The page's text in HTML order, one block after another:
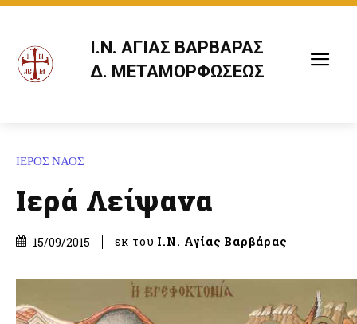
Ι.Ν. ΑΓΙΑΣ ΒΑΡΒΑΡΑΣ
Δ. ΜΕΤΑΜΟΡΦΩΣΕΩΣ
ΙΕΡΟΣ ΝΑΟΣ
Ιερά Λείψανα
15/09/2015 εκ του Ι.Ν. Αγίας Βαρβάρας